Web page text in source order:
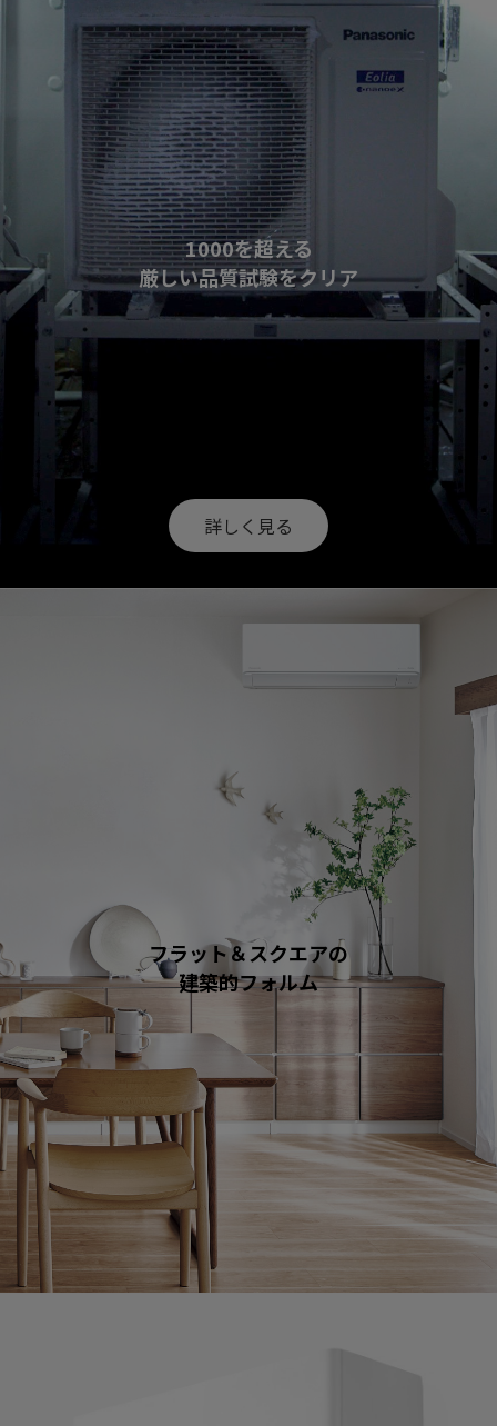
1000を超える
厳しい品質試験をクリア
詳しく見る
フラット＆スクエアの
建築的フォルム